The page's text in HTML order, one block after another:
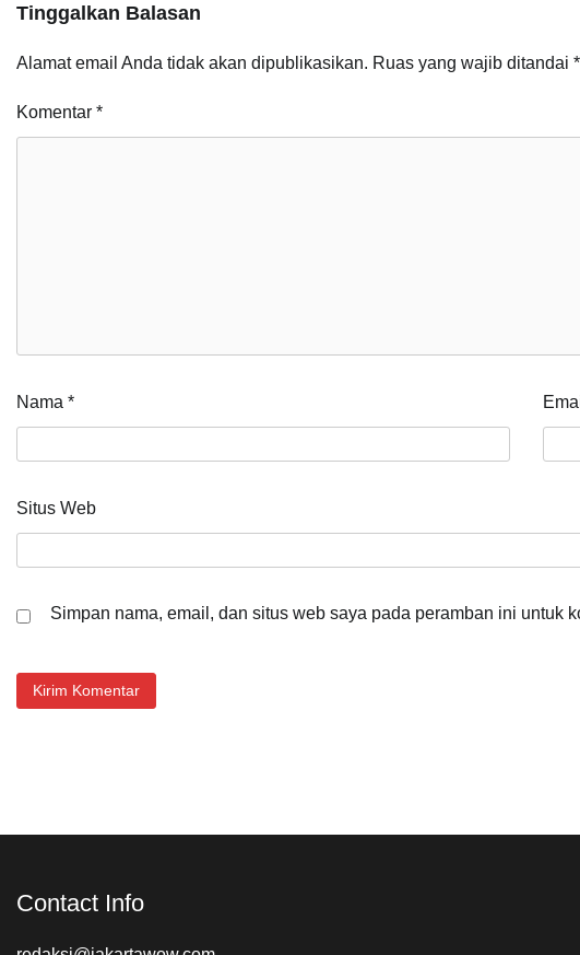
Tinggalkan Balasan
Alamat email Anda tidak akan dipublikasikan. Ruas yang wajib ditandai *
Komentar *
Nama *
Situs Web
Simpan nama, email, dan situs web saya pada peramban ini untuk
Contact Info